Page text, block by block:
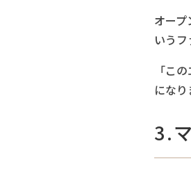
オー
いうフ
「こ
になり
3.